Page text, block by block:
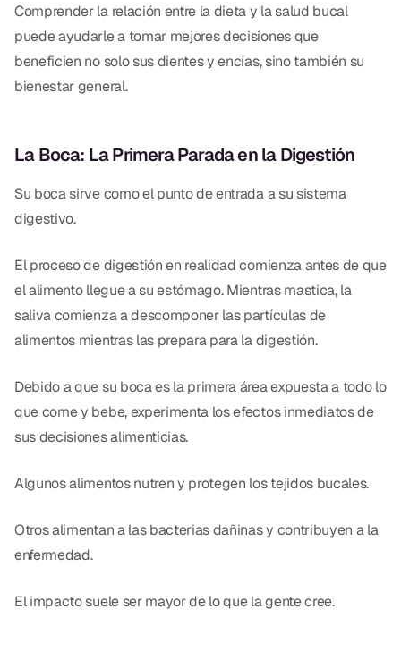
Radiografía Digital
ORTODONCIA
Ortodoncia
DOCTORES
Dr. Jared Gibbons
Dr. Hassan Haidar
Dr. Marco Casco
Solicitar una Cita
Comprender la relación entre la dieta y la salud bucal
puede ayudarle a tomar mejores decisiones que
beneficien no solo sus dientes y encías, sino también su
bienestar general.
La Boca: La Primera Parada en la Digestión
Su boca sirve como el punto de entrada a su sistema
digestivo.
El proceso de digestión en realidad comienza antes de que
el alimento llegue a su estómago. Mientras mastica, la
saliva comienza a descomponer las partículas de
alimentos mientras las prepara para la digestión.
Debido a que su boca es la primera área expuesta a todo lo
que come y bebe, experimenta los efectos inmediatos de
sus decisiones alimenticias.
Algunos alimentos nutren y protegen los tejidos bucales.
Otros alimentan a las bacterias dañinas y contribuyen a la
enfermedad.
El impacto suele ser mayor de lo que la gente cree.